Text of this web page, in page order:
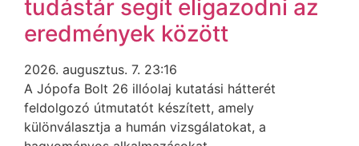
tudástár segít eligazodni az
eredmények között
2026. augusztus. 7. 23:16
A Jópofa Bolt 26 illóolaj kutatási hátterét
feldolgozó útmutatót készített, amely
különválasztja a humán vizsgálatokat, a